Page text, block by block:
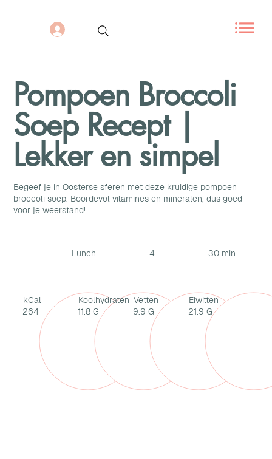
Pompoen Broccoli
Soep Recept |
Lekker en simpel
Begeef je in Oosterse sferen met deze kruidige pompoen
broccoli soep. Boordevol vitamines en mineralen, dus goed
voor je weerstand!
Lunch 4 30 min.
kCal
264
Koolhydraten
11.8 G
Vetten
9.9 G
Eiwitten
21.9 G